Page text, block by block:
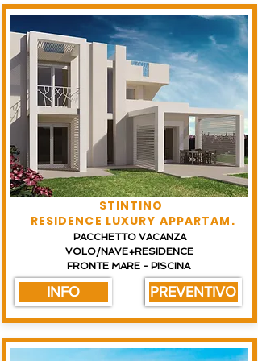
STINTINO
RESIDENCE LUXURY APPARTAM.
PACCHETTO VACANZA
VOLO/NAVE+RESIDENCE
FRONTE MARE - PISCINA
INFO PREVENTIVO